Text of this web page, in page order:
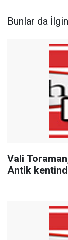
Bunlar da
Vali
Antik